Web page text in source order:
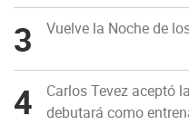
3 Vuelve la Noche de
4
Carlos Tevez aceptó
debutará como